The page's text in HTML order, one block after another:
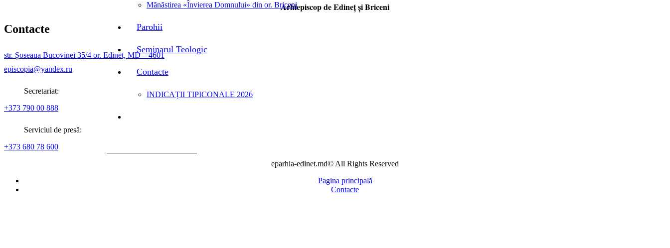
Mănăstirea «Învierea Domnului» din or. Briceni
Parohii
Seminarul Teologic
Contacte
INDICAȚII TIPICONALE 2026
Arhiepiscop de Edineţ şi Briceni
Contacte
str. Șoseaua Bucovinei 35/4 or. Edinet, MD – 4601
episcopia@yandex.ru
Secretariat:
+373 790 00 888
Serviciul de presă:
+373 680 78 600
eparhia-edinet.md© All Rights Reserved
Pagina principală
Contacte